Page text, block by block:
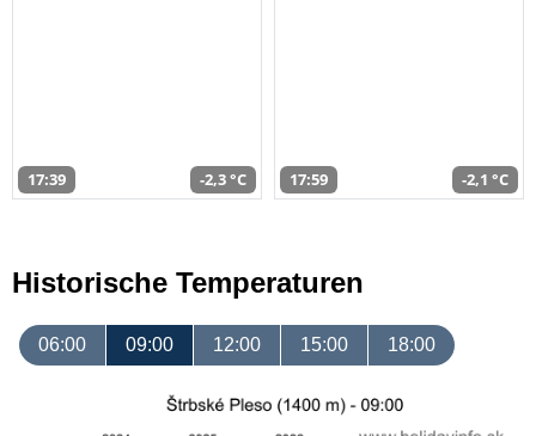
17:39 -2,3 °C 17:59 -2,1 °C
Historische Temperaturen
06:00 09:00 12:00 15:00 18:00